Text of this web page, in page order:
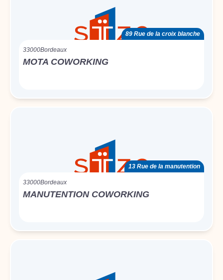
89 Rue de la croix blanche
33000Bordeaux
MOTA COWORKING
13 Rue de la manutention
33000Bordeaux
MANUTENTION COWORKING